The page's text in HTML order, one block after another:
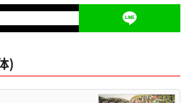
)